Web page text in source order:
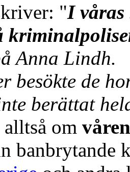
"I
Anna Lindh.
besökte de
berättat
om
banbrytande